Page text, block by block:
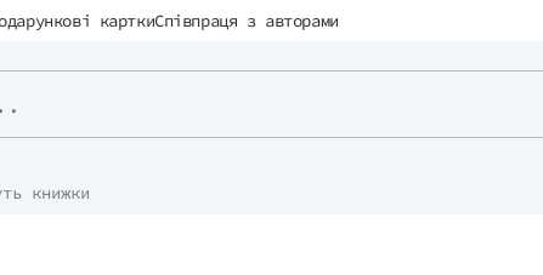
карткиСпівпраця з авторами
книжки